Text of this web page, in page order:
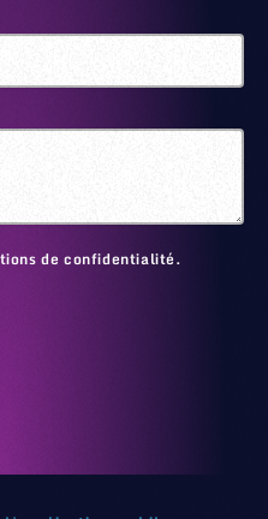
de confidentialité.